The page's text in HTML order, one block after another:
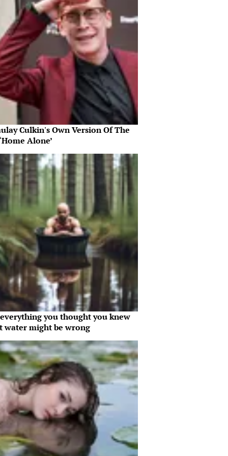
Culkin's Own Version Of The
Alone’
you thought you knew
water might be wrong